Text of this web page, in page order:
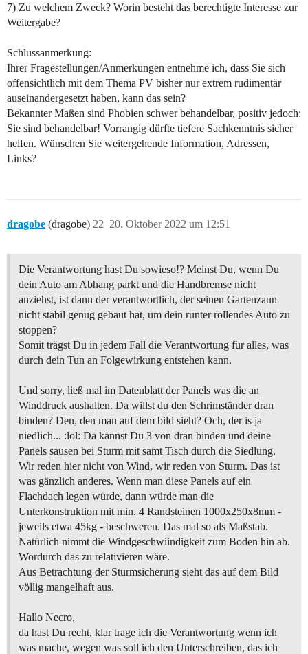
7) Zu welchem Zweck? Worin besteht das berechtigte Interesse zur
Weitergabe?
Schlussanmerkung:
Ihrer Fragestellungen/Anmerkungen entnehme ich, dass Sie sich
offensichtlich mit dem Thema PV bisher nur extrem rudimentär
auseinandergesetzt haben, kann das sein?
Bekannter Maßen sind Phobien schwer behandelbar, positiv jedoch:
Sie sind behandelbar! Vorrangig dürfte tiefere Sachkenntnis sicher
helfen. Wünschen Sie weitergehende Information, Adressen,
Links?
dragobe (dragobe) 20. Oktober 2022 um 12:51
22
Die Verantwortung hast Du sowieso!? Meinst Du, wenn Du
dein Auto am Abhang parkt und die Handbremse nicht
anziehst, ist dann der verantwortlich, der seinen Gartenzaun
nicht stabil genug gebaut hat, um dein runter rollendes Auto zu
stoppen?
Somit trägst Du in jedem Fall die Verantwortung für alles, was
durch dein Tun an Folgewirkung entstehen kann.
Und sorry, ließ mal im Datenblatt der Panels was die an
Winddruck aushalten. Da willst du den Schrimständer dran
binden? Den, den man auf dem bild sieht? Och, der is ja
niedlich... :lol: Da kannst Du 3 von dran binden und deine
Panels sausen bei Sturm mit samt Tisch durch die Siedlung.
Wir reden hier nicht von Wind, wir reden von Sturm. Das ist
was gänzlich anderes. Wenn man diese Panels auf ein
Flachdach legen würde, dann würde man die
Unterkonstruktion mit min. 4 Randsteinen 1000x250x8mm -
jeweils etwa 45kg - beschweren. Das mal so als Maßstab.
Natürlich nimmt die Windgeschwiindigkeit zum Boden hin ab.
Wordurch das zu relativieren wäre.
Aus Betrachtung der Sturmsicherung sieht das auf dem Bild
völlig mangelhaft aus.
Hallo Necro,
da hast Du recht, klar trage ich die Verantwortung wenn ich
was mache, wegen was soll ich den Unterschreiben, das ich